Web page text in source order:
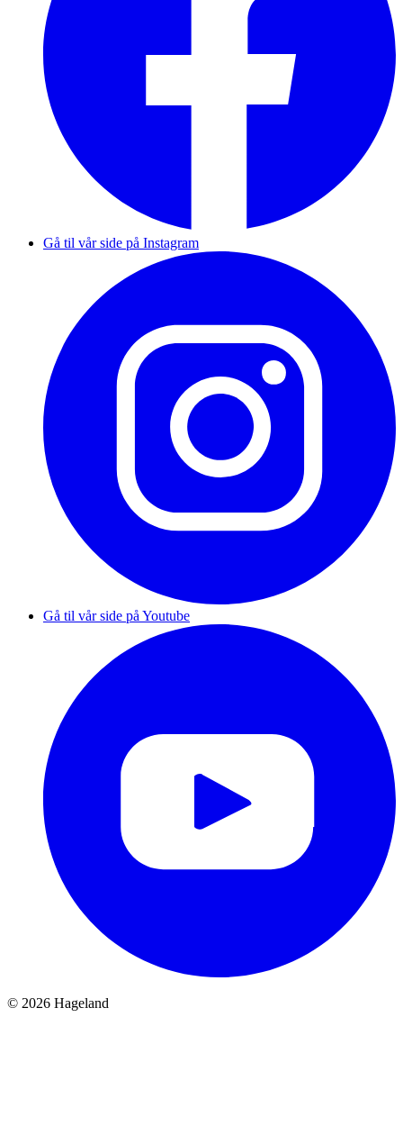
Gå til vår side på Instagram
Gå til vår side på Youtube
© 2026 Hageland